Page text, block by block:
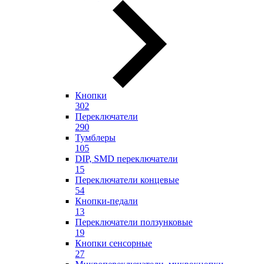
Кнопки
302
Переключатели
290
Тумблеры
105
DIP, SMD переключатели
15
Переключатели концевые
54
Кнопки-педали
13
Переключатели ползунковые
19
Кнопки сенсорные
27